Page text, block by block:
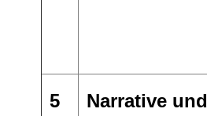
5
Narrative und